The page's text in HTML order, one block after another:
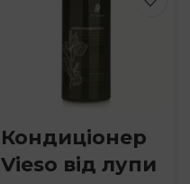
Кондиціонер
Vieso від лупи